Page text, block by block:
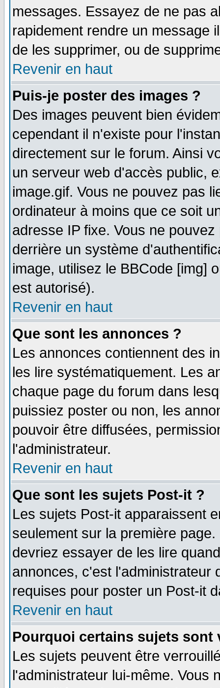
messages. Essayez de ne pas
rapidement rendre un message
de les supprimer, ou de
Revenir en haut
Puis-je poster des images ?
Des images peuvent bien
cependant il n'existe pour
directement sur le forum. Ainsi
un serveur web d'accès public,
image.gif. Vous ne pouvez pas
ordinateur à moins que ce soit
adresse IP fixe. Vous ne
derrière un système
image, utilisez le BBCode [img]
est autorisé).
Revenir en haut
Que sont les annonces ?
Les annonces contiennent des
les lire systématiquement. Les
chaque page du forum dans
puissiez poster ou non, les
pouvoir être diffusées,
l'administrateur.
Revenir en haut
Que sont les sujets Post-it ?
Les sujets Post-it apparaissent
seulement sur la première
devriez essayer de les lire
annonces, c'est l'administrateur
requises pour poster un Post-it
Revenir en haut
Pourquoi certains sujets sont
Les sujets peuvent être
l'administrateur lui-même. Vous